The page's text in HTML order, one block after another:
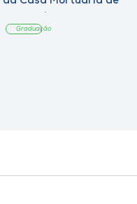
Graduação